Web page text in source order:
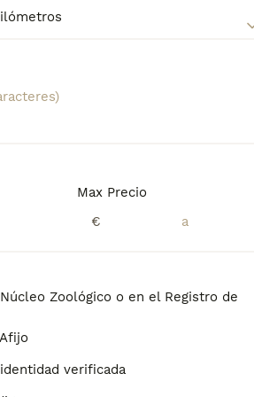
Max Precio
€
Zoológico o en el Registro de
verificada
su adaptabilidad a la vida en
Ratón de Praga Perros en
esta búsqueda guarda tu
espera el resultado perfecto:
entre pincher y
son: El ratón de praga
más pequeño de
ligeramente redondeada. El